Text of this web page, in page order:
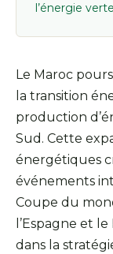
l’énergie verte
Le Maroc
la transition
production
Sud. Cette
énergétiques
événements
Coupe du
l’Espagne et
dans la